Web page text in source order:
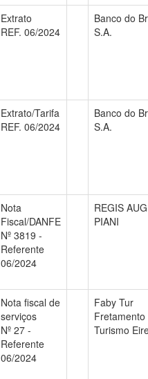
Extrato
REF. 06/2024
Banco do
S.A.
Extrato/Tarifa
REF. 06/2024
Banco do
S.A.
Nota
Fiscal/DANFE
Nº 3819 -
Referente
06/2024
REGIS
PIANI
Nota fiscal de
serviços
Nº 27 -
Referente
06/2024
Faby Tur
Fretamento
Turismo